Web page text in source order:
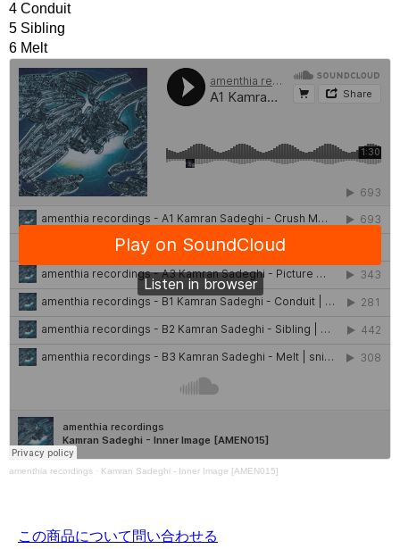
4 Conduit
5 Sibling
6 Melt
amenthia recordings · Kamran Sadeghi - Inner Image [AMEN015]
この商品について問い合わせる